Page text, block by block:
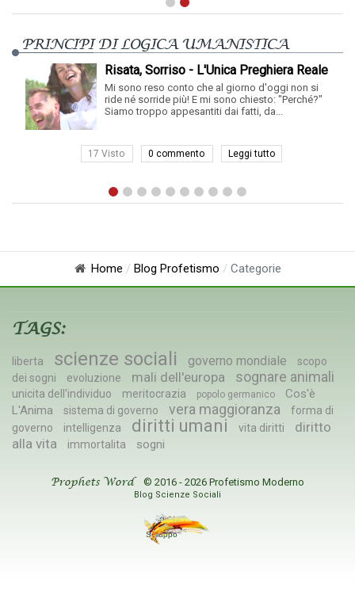
PRINCIPI DI LOGICA UMANISTICA
Risata, Sorriso - L'Unica Preghiera Reale
Mi sono reso conto che al giorno d'oggi non si
ride né sorride più! E mi sono chiesto: "Perché?"
Siamo troppo appesantiti dai fatti, da...
0 commento Leggi tutto
perdono.
Home Blog Profetismo Categorie
TAGS:
liberta scienze sociali governo mondiale
scopo
dei sogni
evoluzione mali dell'europa sognare animali
unicita dell'individuo meritocrazia popolo germanico
Cos'è
L'Anima
sistema di governo vera maggioranza
forma di
governo
intelligenza diritti umani vita diritti
diritto
alla vita
immortalita sogni
Prophets Word © 2016 - 2026 Profetismo Moderno
Blog Scienze Sociali
Sviluppo